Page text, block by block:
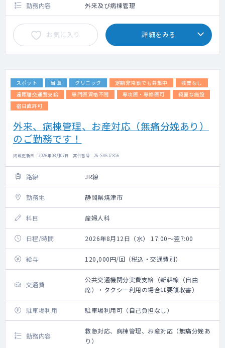
勤務内容 外来及び病棟管理
お気に入り 詳細をみる
スポット 当直 クリニック 定期非常勤でも募集中
残業なし
遠距離交通費支給
専門医資格不問 専攻医・専修医可
綺麗な施設
宿日直許可
外来、病棟管理、お産対応（無痛分娩あり）
のご勤務です！
掲載更新日 : 2026年08月07日 案件番号 : 26-SV617856
路線 JR線
勤務地 静岡県焼津市
科目 産婦人科
日程/時間 2026年8月12日（水） 17:00～翌7:00
給与 120,000円/回（税込・交通費別）
交通費
公共交通機関分実費支給（新幹線（自由
席）・タクシー利用の場合は要領収書）
駐車場利用 駐車場利用可（自己負担なし）
勤務内容
救急対応、病棟管理、お産対応（無痛分娩あ
り）